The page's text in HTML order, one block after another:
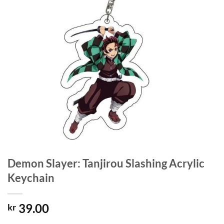
Demon Slayer: Tanjirou Slashing Acrylic
Keychain
kr 39.00